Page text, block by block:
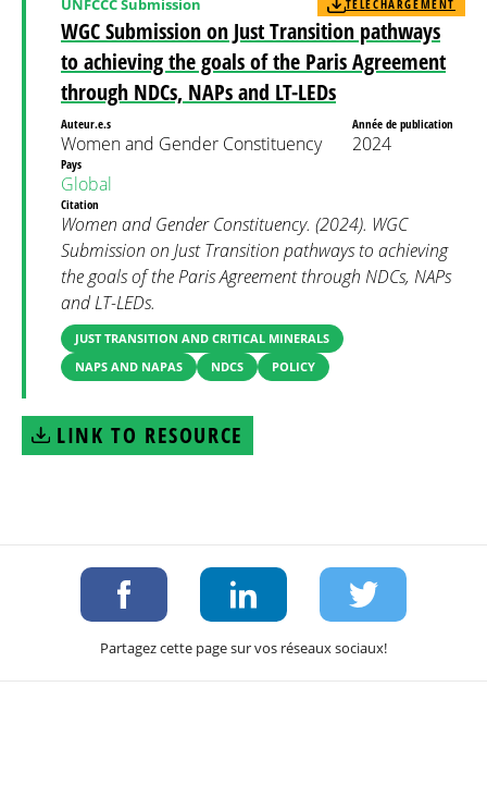
WGC Submission on Just Transition pathways
to achieving the goals of the Paris Agreement
through NDCs, NAPs and LT-LEDs
TÉLÉCHARGEMENT
Auteur.e.s
Women and Gender Constituency
Année de publication
2024
Pays
Global
Citation
Women and Gender Constituency. (2024). WGC
Submission on Just Transition pathways to achieving
the goals of the Paris Agreement through NDCs, NAPs
and LT-LEDs.
JUST TRANSITION AND CRITICAL MINERALS
NAPS AND NAPAS
NDCS POLICY
LINK TO RESOURCE
Partagez cette page sur vos réseaux sociaux!